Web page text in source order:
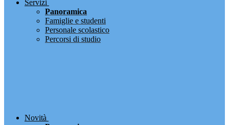
Servizi
Panoramica
Famiglie e studenti
Personale scolastico
Percorsi di studio
Novità